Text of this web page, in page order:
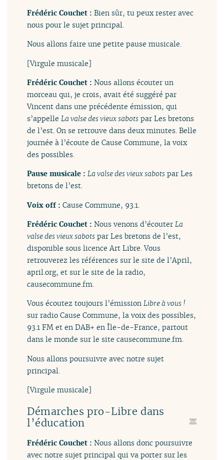
Frédéric Couchet :Bien sûr, tu peux rester avec
nous pour le sujet principal.
Nous allons faire une petite pause musicale.
[Virgule musicale]
Frédéric Couchet :Nous allons écouter un
morceau qui, je crois, avait été suggéré par
Vincent dans une précédente émission, qui
s’appelleLa valse des vieux sabots par Les bretons
de l’est. On se retrouve dans deux minutes. Belle
journée à l’écoute de Cause Commune, la voix
des possibles.
Pause musicale :La valse des vieux sabots par Les
bretons de l’est.
Voix off :Cause Commune, 93.1.
Frédéric Couchet :Nous venons d’écouterLa
valse des vieux sabots par Les bretons de l’est,
disponible sous licence Art Libre. Vous
retrouverez les références sur le site de l’April,
april.org, et sur le site de la radio,
causecommune.fm.
Vous écoutez toujours l’émissionLibre à vous !
sur radio Cause Commune, la voix des possibles,
93.1 FM et en DAB+ en Île-de-France, partout
dans le monde sur le site causecommune.fm.
Nous allons poursuivre avec notre sujet
principal.
[Virgule musicale]
Démarches pro-Libre dans
l’éducation
Frédéric Couchet :Nous allons donc poursuivre
avec notre sujet principal qui va porter sur les